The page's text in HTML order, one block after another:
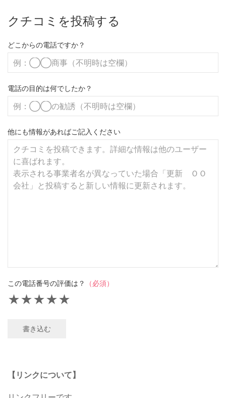
クチコミを投稿する
どこからの電話ですか？
電話の目的は何でしたか？
他にも情報があればご記入ください
この電話番号の評価は？ （必須）
★
★
★
★
★
書き込む
【リンクについて】